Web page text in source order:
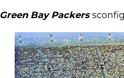
Green Bay Packers